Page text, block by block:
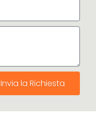
Invia la Richiesta